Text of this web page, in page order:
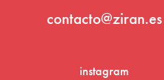
contacto@ziran.es
instagram